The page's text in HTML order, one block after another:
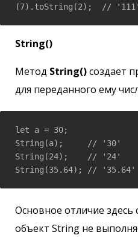
(7).toString(2);  // '111'
String()
Метод String()создает
для переданного ему
let a = 30;
String(a);     // '30'
String(24);    // '24'
String(35.64); //
Основное отличие здесь
объект String не